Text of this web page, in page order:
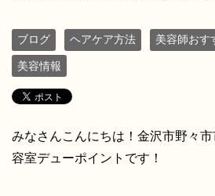
ブログ ヘアケア方法 美容師おす
美容情報
みなさんこんにちは！金沢市野々
容室デューポイントです！